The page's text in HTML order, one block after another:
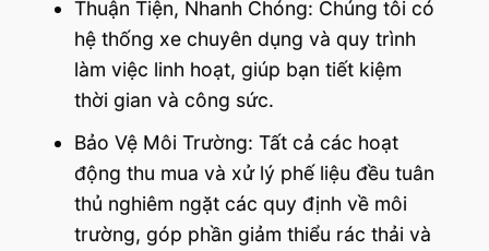
Thuận Tiện, Nhanh Chóng: Chúng tôi có
hệ thống xe chuyên dụng và quy trình
làm việc linh hoạt, giúp bạn tiết kiệm
thời gian và công sức.
Bảo Vệ Môi Trường: Tất cả các hoạt
động thu mua và xử lý phế liệu đều tuân
thủ nghiêm ngặt các quy định về môi
trường, góp phần giảm thiểu rác thải và